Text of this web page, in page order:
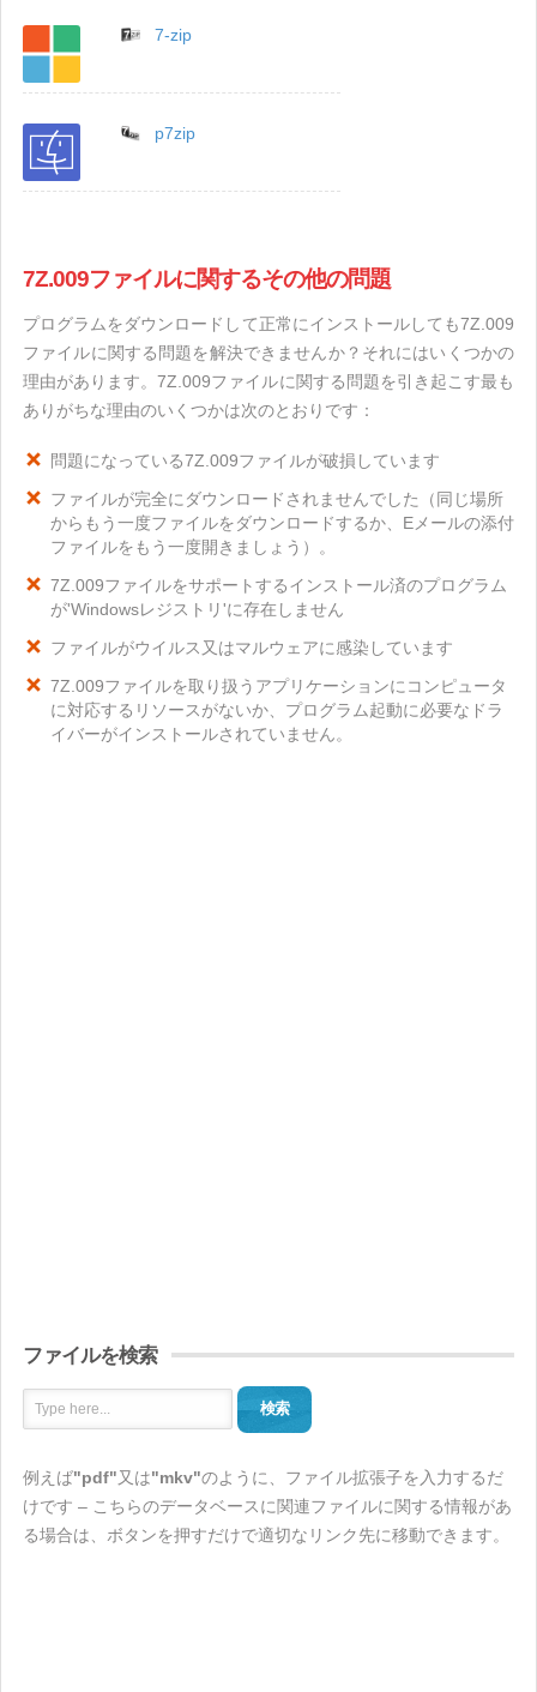
7-zip
p7zip
7Z.009ファイルに関するその他の問題
プログラムをダウンロードして正常にインストールしても7Z.009
ファイルに関する問題を解決できませんか？それにはいくつかの
理由があります。7Z.009ファイルに関する問題を引き起こす最も
ありがちな理由のいくつかは次のとおりです：
問題になっている7Z.009ファイルが破損しています
ファイルが完全にダウンロードされませんでした（同じ場所
からもう一度ファイルをダウンロードするか、Eメールの添付
ファイルをもう一度開きましょう）。
7Z.009ファイルをサポートするインストール済のプログラム
が'Windowsレジストリ'に存在しません
ファイルがウイルス又はマルウェアに感染しています
7Z.009ファイルを取り扱うアプリケーションにコンピュータ
に対応するリソースがないか、プログラム起動に必要なドラ
イバーがインストールされていません。
ファイルを検索
検索
例えば"pdf"又は"mkv"のように、ファイル拡張子を入力するだ
けです – こちらのデータベースに関連ファイルに関する情報があ
る場合は、ボタンを押すだけで適切なリンク先に移動できます。